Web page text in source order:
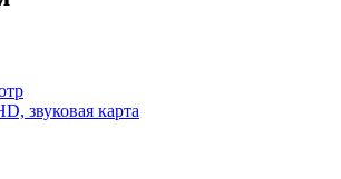
звуковая карта